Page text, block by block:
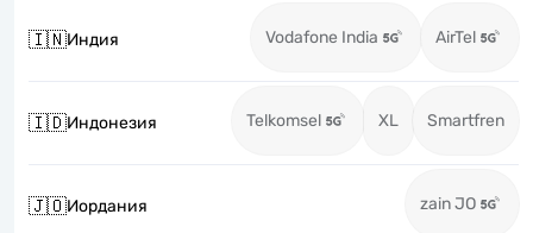
🇮🇳Индия Vodafone India AirTel
🇮🇩Индонезия Telkomsel XL Smartfren
🇯🇴Иордания zain JO